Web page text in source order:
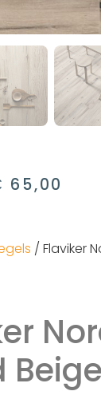
65,00
/ Flaviker
Beige